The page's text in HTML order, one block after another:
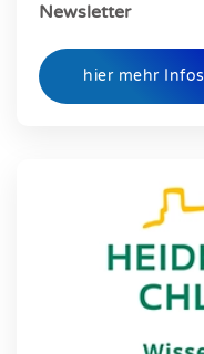
Newsletter
hier mehr Infos